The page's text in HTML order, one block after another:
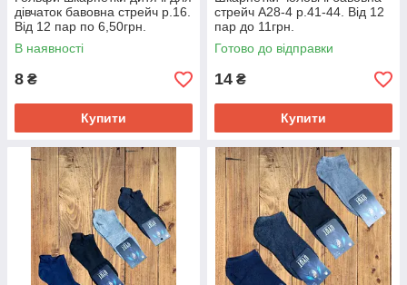
дівчаток бавовна стрейч р.16.
Від 12 пар по 6,50грн.
В наявності
8 ₴
Купити
стрейч А28-4 р.41-44. Від 12
пар до 11грн.
Готово до відправки
14 ₴
Купити